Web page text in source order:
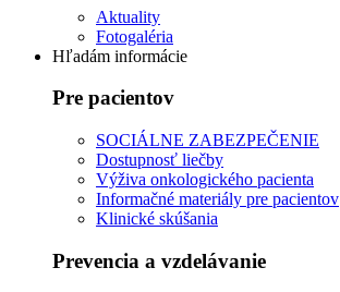
Aktuality
Fotogaléria
Hľadám informácie
Pre pacientov
SOCIÁLNE ZABEZPEČENIE
Dostupnosť liečby
Výživa onkologického pacienta
Informačné materiály pre pacientov
Klinické skúšania
Prevencia a vzdelávanie